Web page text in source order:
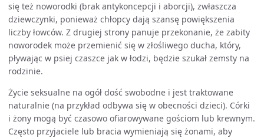
się też noworodki (brak antykoncepcji i aborcji), zwłaszcza
dziewczynki, ponieważ chłopcy dają szansę powiększenia
liczby łowców. Z drugiej strony panuje przekonanie, że zabity
noworodek może przemienić się w złośliwego ducha, który,
pływając w psiej czaszce jak w łodzi, będzie szukał zemsty na
rodzinie.
Życie seksualne na ogół dość swobodne i jest traktowane
naturalnie (na przykład odbywa się w obecności dzieci). Córki
i żony mogą być czasowo ofiarowywane gościom lub krewnym.
Często przyjaciele lub bracia wymieniają się żonami, aby